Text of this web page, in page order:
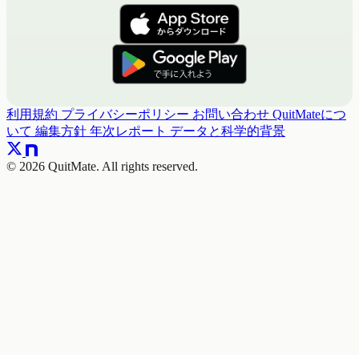
利用規約 プライバシーポリシー お問い合わせ QuitMateにつ
いて 編集方針 年次レポート データと科学的背景
© 2026 QuitMate. All rights reserved.